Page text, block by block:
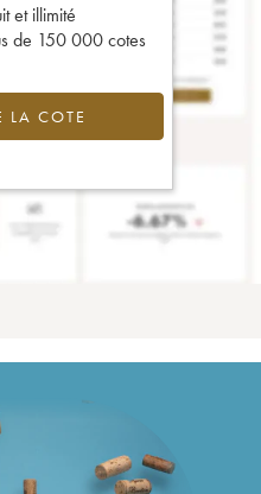
et illimité
de 150 000 cotes
LA COTE